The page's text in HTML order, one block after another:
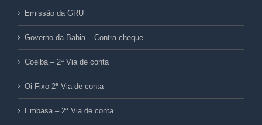
Emissão da GRU
Governo da Bahia – Contra-cheque
Coelba – 2ª Via de conta
Oi Fixo 2ª Via de conta
Embasa – 2ª Via de conta